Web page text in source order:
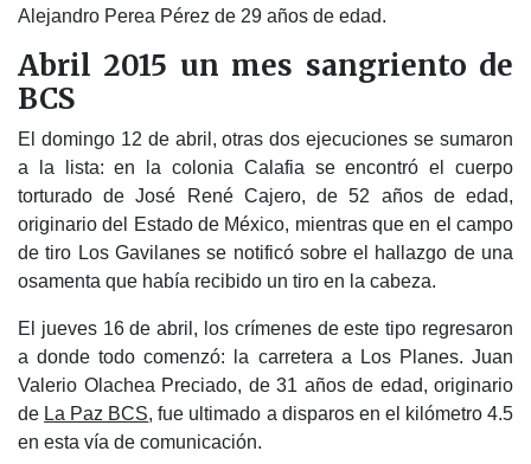
Alejandro Perea Pérez de 29 años de edad.
Abril 2015 un mes sangriento de
BCS
El domingo 12 de abril, otras dos ejecuciones se sumaron
a la lista: en la colonia Calafia se encontró el cuerpo
torturado de José René Cajero, de 52 años de edad,
originario del Estado de México, mientras que en el campo
de tiro Los Gavilanes se notificó sobre el hallazgo de una
osamenta que había recibido un tiro en la cabeza.
El jueves 16 de abril, los crímenes de este tipo regresaron
a donde todo comenzó: la carretera a Los Planes. Juan
Valerio Olachea Preciado, de 31 años de edad, originario
de La Paz BCS, fue ultimado a disparos en el kilómetro 4.5
en esta vía de comunicación.